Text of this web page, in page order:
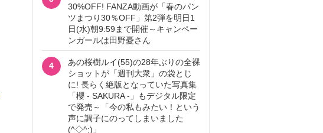
30%OFF! FANZA動画が「春のパン
ツまつり30％OFF」第2弾を明日1
日(水)朝9:59まで開催～キャンペー
ンガールは田野憂さん
4
あの桜樹ルイ(55)の28年ぶりの全裸
ショットが「週刊大衆」の袋とじ
に! 長らく絶版となっていた写真集
「櫻 - SAKURA -」もデジタル限定
で発売～「今の私もみたい！という
声に調子にのってしまいました
(^◇^;)」